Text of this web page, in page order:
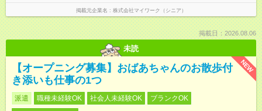
掲載元企業名 株式会社マイワーク（シニア）
掲載日：2026.08.06
未読
NEW
【オープニング募集】おばあちゃんのお散歩付
き添いも仕事の1つ
派遣 職種未経験OK 社会人未経験OK
ブランクOK